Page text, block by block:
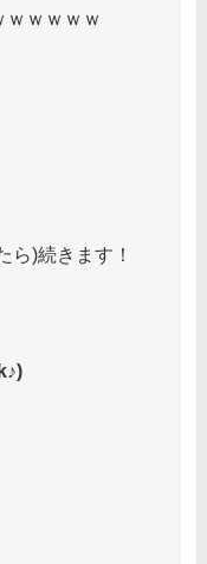
ｗｗｗｗ
ら)続きます！